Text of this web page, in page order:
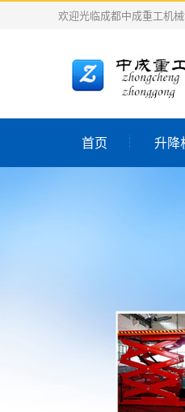
欢迎光临成都中成重工机
首页 升降